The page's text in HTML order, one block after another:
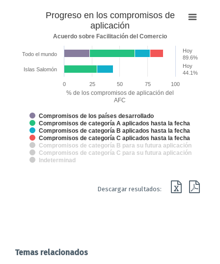
de
Acuerdo sobre Facilitación del Comercio
The chart has 2 X axes displaying categories and categories.
% de los compromisos de aplicación del
AFC
Progreso en los compromisos de
aplicación
Acuerdo sobre Facilitación del Comercio
Compromisos de los países desarrollado
Compromisos de categoría A aplicados hasta la fecha
Compromisos de categoría B aplicados hasta la fecha
Compromisos de categoría C aplicados hasta la fecha
Compromisos de categoría B para su futura aplicación
Compromisos de categoría C para su futura aplicación
Indeterminad
Todo el mundo
Islas Salomón
Hoy
89.6%
Hoy
44.1%
0
100
25 50 75
Descargar resultados:
Temas relacionados